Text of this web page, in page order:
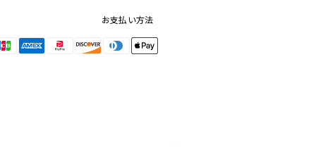
お支払い方法